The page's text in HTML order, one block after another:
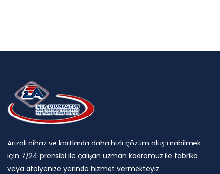
Arızalı cihaz ve kartlarda daha hızlı çözüm oluşturabilmek
için 7/24 prensibi ile çalışan uzman kadromuz ile fabrika
veya atölyenize yerinde hizmet vermekteyiz.